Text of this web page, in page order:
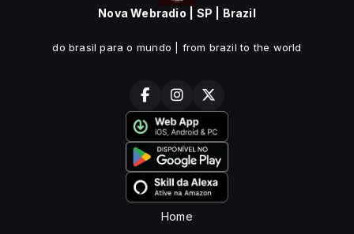
Nova Webradio | SP | Brazil
do brasil para o mundo | from brazil to the world
Home